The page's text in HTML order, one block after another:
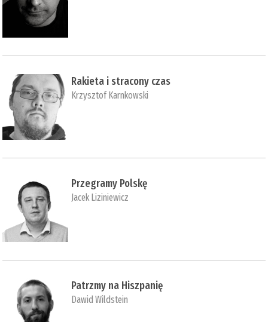
Rakieta i stracony czas
Krzysztof Karnkowski
Przegramy Polskę
Jacek Liziniewicz
Patrzmy na Hiszpanię
Dawid Wildstein